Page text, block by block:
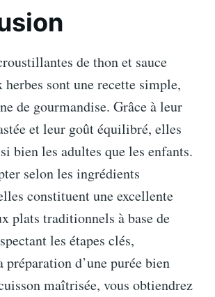
de thon et sauce
herbes sont une recette simple,
de gourmandise. Grâce à leur
et leur goût équilibré, elles
bien les adultes que les enfants.
selon les ingrédients
constituent une excellente
plats traditionnels à base de
les étapes clés,
préparation d’une purée bien
maîtrisée, vous obtiendrez